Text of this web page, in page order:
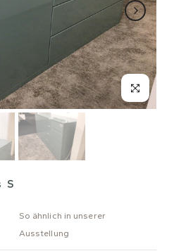
S
So ähnlich in unserer
Ausstellung